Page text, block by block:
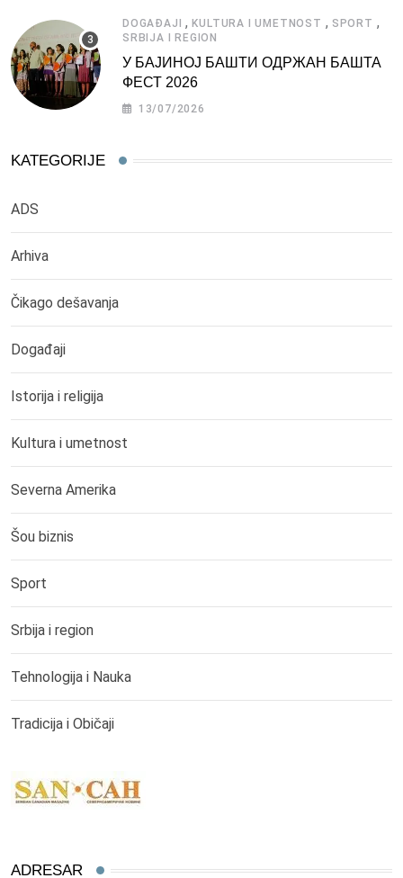
DOGAĐAJI ,KULTURA I UMETNOST , SPORT ,
SRBIJA I REGION
У БАЈИНОЈ БАШТИ ОДРЖАН БАШТА
ФЕСТ 2026
13/07/2026
KATEGORIJE
ADS
Arhiva
Čikago dešavanja
Događaji
Istorija i religija
Kultura i umetnost
Severna Amerika
Šou biznis
Sport
Srbija i region
Tehnologija i Nauka
Tradicija i Običaji
ADRESAR